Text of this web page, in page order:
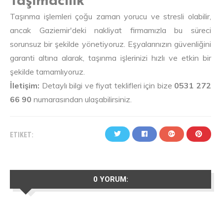
Taşınma işlemleri çoğu zaman yorucu ve stresli olabilir,
ancak Gaziemir'deki nakliyat firmamızla bu süreci
sorunsuz bir şekilde yönetiyoruz. Eşyalarınızın güvenliğini
garanti altına alarak, taşınma işlerinizi hızlı ve etkin bir
şekilde tamamlıyoruz.
İletişim: Detaylı bilgi ve fiyat teklifleri için bize 0531 272
66 90 numarasından ulaşabilirsiniz.
ETIKET:
0 YORUM: